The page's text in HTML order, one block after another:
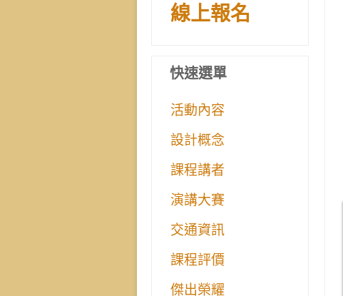
線上報名
快速選單
活動內容
設計概念
課程講者
演講大賽
交通資訊
課程評價
傑出榮耀